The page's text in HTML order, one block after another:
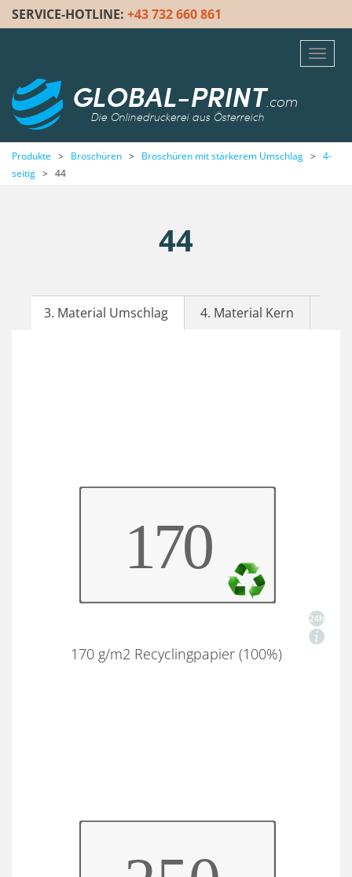
SERVICE-HOTLINE: +43 732 660 861
GLOBAL-PRINT.com
Die Onlinedruckerei aus Österreich
Produkte > Broschüren > Broschüren mit stärkerem Umschlag > 4-
seitig > 44
44
3. Material Umschlag 4. Material Kern
170 g/m2 Recyclingpapier (100%)